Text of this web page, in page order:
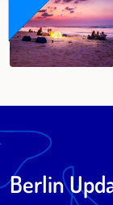
Berlin